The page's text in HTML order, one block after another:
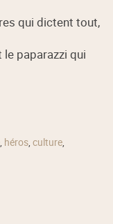
qui dictent tout,
paparazzi qui
, héros, culture,